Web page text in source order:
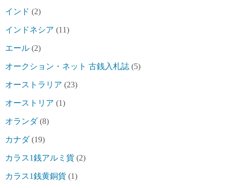
インド (2)
インドネシア (11)
エール (2)
オークション・ネット 古銭入札誌 (5)
オーストラリア (23)
オーストリア (1)
オランダ(8)
カナダ(19)
カラス1銭アルミ貨 (2)
カラス1銭黄銅貨 (1)